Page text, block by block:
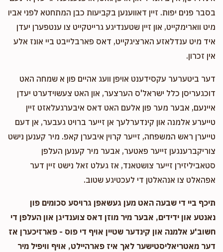
בסבר פנים יפות. זיין דאווענען בקביעות כבן המתחטא לפני אביו
מיט ווארימקייט, און זיין שטענדיגע גרייטקייט צו ענטפערן יעדן
איד מיט ענדלאזע הארציגקייט, דאס פארבלייבט ביי אונז אלע
אין זכרון.
דער ביטערער עקסידענט אויפן וועג אהיים פון א שמחה האט
דוכגעריסן כלל ישראל'ס הערצער, און האט צעשוידערט יעדן
איינעם, אבער מער פון אלעם האט דאס איבערגעלאזט זיין
טייערע אלמנה און קינדערלעך אן זייער ברויט געבער, אן דעם
טייערן ראש המשפחה, זייער קרוין איבערן קאפ. מיר קענען נישט
צוריקברענגען זייער פאטער, אבער מיר קענען העלפן
סטאביליזירן זייער צושטאנד, אז געלט זאל נישט זיין דער
אפהאלט צו אנהאלטן די לעכטיגע שטוב.
תיכף ביי די שבעה האט מען געשאפן גרויסע סכומים פון
נאנטע און ידידים, אבער מיר מוזן דאס צוענדיגן און העלפן די
חשוב'ע אלמנה און קינדער שטיין אויף די פוס - פארזיכערן אז
דער מאטריאליסטישער לאך איז פארהיילט, אויף וויפיל מיר